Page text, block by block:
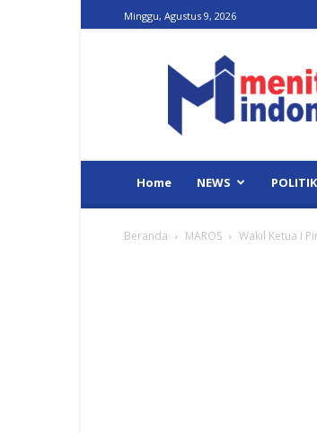
Minggu, Agustus 9, 2026
Home NEWS POLITIK
Beranda MAROS Wakil Ketua I